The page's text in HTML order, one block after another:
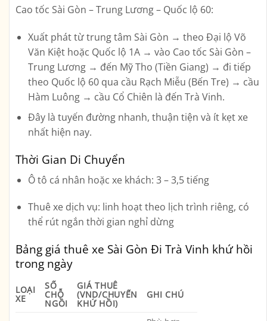
Cao tốc Sài Gòn – Trung Lương – Quốc lộ 60:
Xuất phát từ trung tâm Sài Gòn → theo Đại lộ Võ
Văn Kiệthoặc Quốc lộ 1A→ vào Cao tốc Sài Gòn –
Trung Lương→ đến Mỹ Tho (Tiền Giang) → đi tiếp
theo Quốc lộ 60qua cầu Rạch Miễu (Bến Tre) → cầu
Hàm Luông → cầu Cổ Chiên là đến Trà Vinh.
Đây là tuyến đường nhanh, thuận tiện và ít kẹt xe
nhất hiện nay.
Thời Gian Di Chuyển
Ô tô cá nhân hoặc xe khách: 3 – 3,5 tiếng
Thuê xe dịch vụ: linh hoạt theo lịch trình riêng, có
thể rút ngắn thời gian nghỉ dừng
Bảng giá thuê xe Sài Gòn Đi Trà Vinh khứ hồi
trong ngày
LOẠI
XE
SỐ
CHỖ
NGỒI
GIÁ THUÊ
(VND/CHUYẾN
KHỨ HỒI)
GHI CHÚ